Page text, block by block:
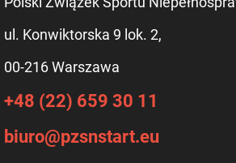
ul. Konwiktorska 9 lok. 2,
00-216 Warszawa
+48 (22) 659 30 11
biuro@pzsnstart.eu